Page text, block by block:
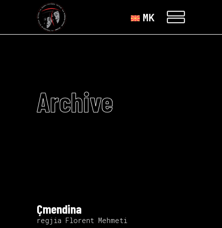
MK
Archive
Çmendina
regjia Florent Mehmeti